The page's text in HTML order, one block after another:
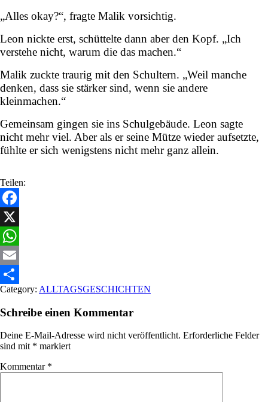
„Alles okay?“, fragte Malik vorsichtig.
Leon nickte erst, schüttelte dann aber den Kopf. „Ich
verstehe nicht, warum die das machen.“
Malik zuckte traurig mit den Schultern. „Weil manche
denken, dass sie stärker sind, wenn sie andere
kleinmachen.“
Gemeinsam gingen sie ins Schulgebäude. Leon sagte
nicht mehr viel. Aber als er seine Mütze wieder aufsetzte,
fühlte er sich wenigstens nicht mehr ganz allein.
Teilen:
Facebook
X
WhatsApp
Email
Teilen
Category: ALLTAGSGESCHICHTEN
Schreibe einen Kommentar
Deine E-Mail-Adresse wird nicht veröffentlicht. Erforderliche Felder
sind mit * markiert
Kommentar *